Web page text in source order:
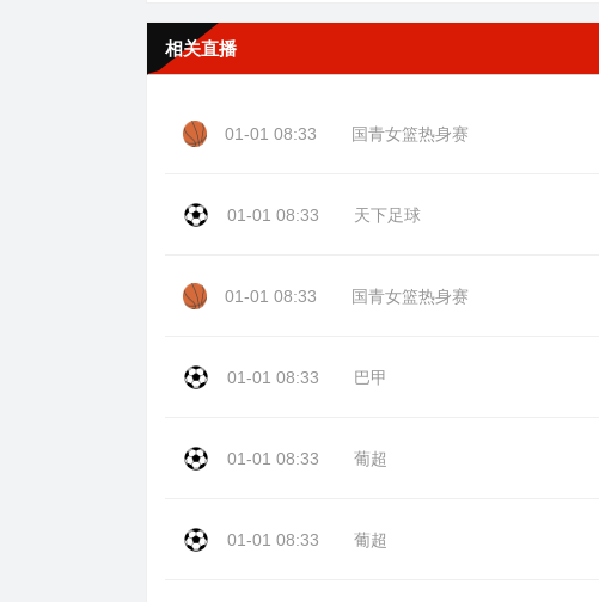
相关直播
01-01 08:33 国青女篮热身赛
01-01 08:33 天下足球
01-01 08:33 国青女篮热身赛
01-01 08:33 巴甲
01-01 08:33 葡超
01-01 08:33 葡超